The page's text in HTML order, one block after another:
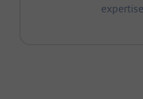
expertise